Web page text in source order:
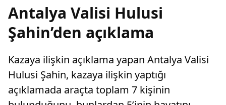
Antalya Valisi Hulusi
Şahin’den açıklama
Kazaya ilişkin açıklama yapan Antalya Valisi
Hulusi Şahin, kazaya ilişkin yaptığı
açıklamada araçta toplam 7 kişinin